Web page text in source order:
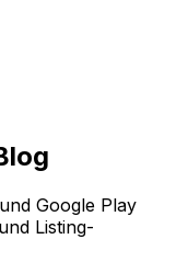
Google Play
Listing-